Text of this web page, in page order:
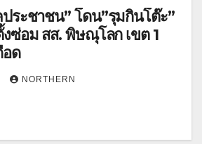
ระชาชน” โดน”รุมกินโต๊ะ”
ซ่อม สส. พิษณุโลก เขต 1
อด
NORTHERN